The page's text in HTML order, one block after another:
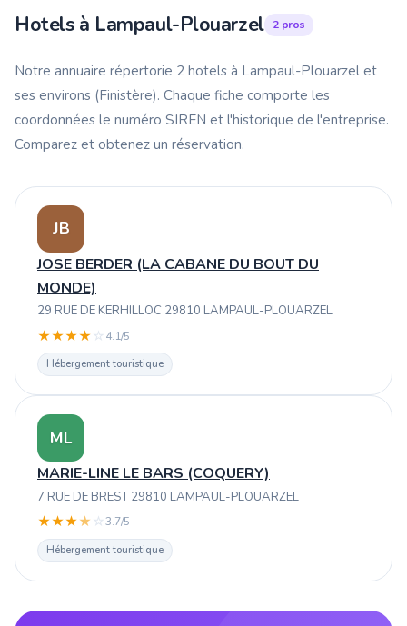
Hotels à Lampaul-Plouarzel 2 pros
Notre annuaire répertorie 2 hotels à Lampaul-Plouarzel et
ses environs (Finistère). Chaque fiche comporte les
coordonnées le numéro SIREN et l'historique de l'entreprise.
Comparez et obtenez un réservation.
JB
JOSE BERDER (LA CABANE DU BOUT DU
MONDE)
29 RUE DE KERHILLOC 29810 LAMPAUL-PLOUARZEL
★★★★ ☆ 4.1/5
Hébergement touristique
ML
MARIE-LINE LE BARS (COQUERY)
7 RUE DE BREST 29810 LAMPAUL-PLOUARZEL
★★★★ ☆3.7/5
Hébergement touristique